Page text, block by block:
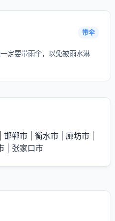
带伞
定要带雨伞，以免被雨水淋
邯郸市 衡水市 廊坊市
张家口市